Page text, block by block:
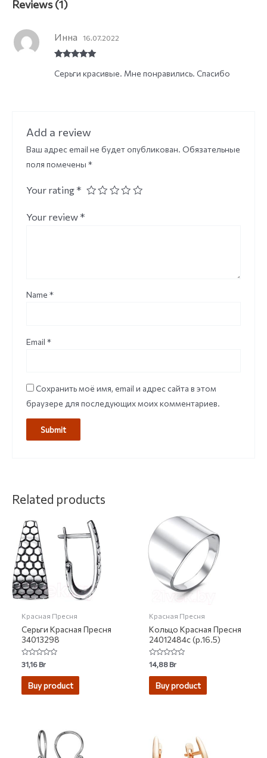
Reviews (1)
of 5
Инна 16.07.2022
Серьги красивые. Мне понравились. Спасибо
Add a review
Ваш адрес email не будет опубликован. Обязательные
поля помечены *
Your rating *
Your review *
Name *
Email *
Сохранить моё имя, email и адрес сайта в этом
браузере для последующих моих комментариев.
Related products
Красная Пресня
Серьги Красная Пресня
34013298
Rated
0
out
31,16Br
Buy product
Красная Пресня
Кольцо Красная Пресня
24012484с (р.16.5)
Rated
0
out
14,88Br
Buy product